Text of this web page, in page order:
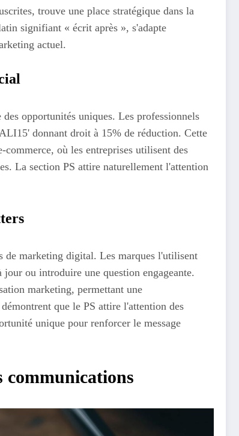
trouve une place stratégique dans la
signifiant « écrit après », s'adapte
actuel.
opportunités uniques. Les professionnels
donnant droit à 15% de réduction. Cette
où les entreprises utilisent des
La section PS attire naturellement l'attention
de marketing digital. Les marques l'utilisent
ou introduire une question engageante.
marketing, permettant une
que le PS attire l'attention des
unique pour renforcer le message
communications